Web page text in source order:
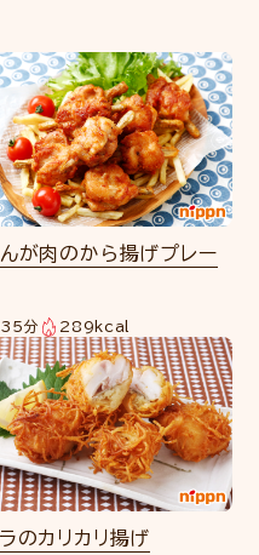
が肉のから揚げプレー
35分 289kcal
のカリカリ揚げ